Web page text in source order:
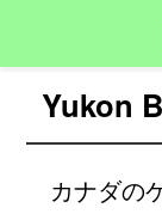
Yukon
カナダの